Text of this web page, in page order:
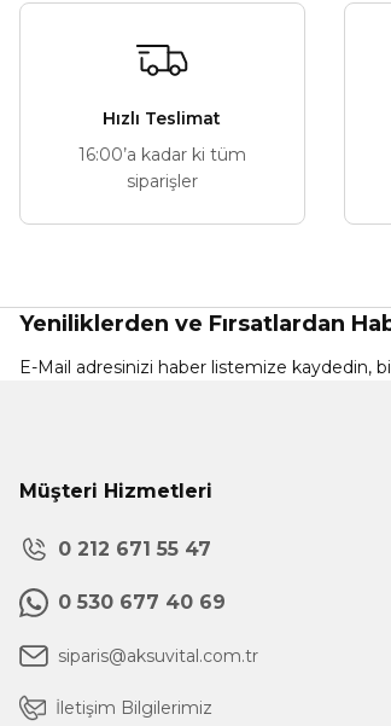
Hızlı Teslimat
16:00’a kadar ki tüm
siparişler
Yeniliklerden ve Fırsatlardan
E-Mail adresinizi haber listemize kaydedin,
Müşteri Hizmetleri
0 212 671 55 47
0 530 677 40 69
siparis@aksuvital.com.tr
İletişim Bilgilerimiz